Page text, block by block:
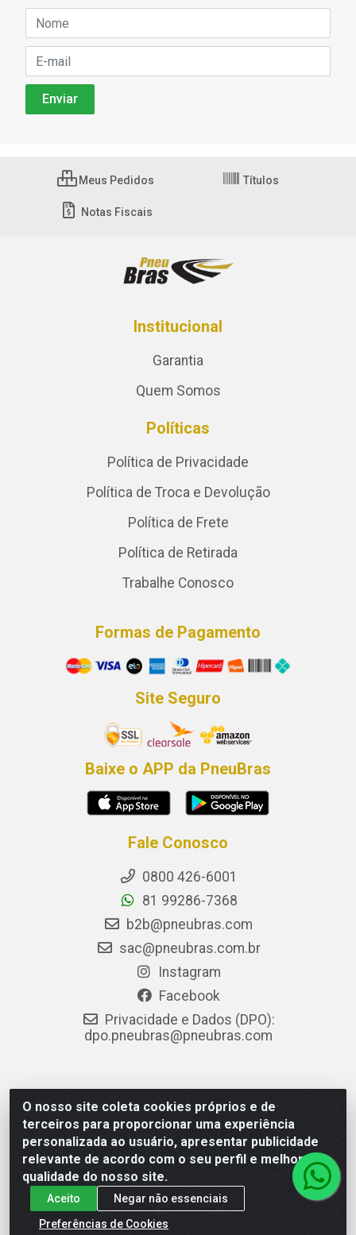
O nosso site coleta cookies próprios e de
terceiros para proporcionar uma experiência
personalizada ao usuário, apresentar publicidade
relevante de acordo com o seu perfil e melhorar a
qualidade do nosso site.
Aceito
Negar não essenciais
Preferências de Cookies
Meus Pedidos Títulos
Notas Fiscais
Institucional
Garantia
Quem Somos
Políticas
Política de Privacidade
Política de Troca e Devolução
Política de Frete
Política de Retirada
Trabalhe Conosco
Formas de Pagamento
Site Seguro
Baixe o APP da PneuBras
Fale Conosco
0800 426-6001
81 99286-7368
b2b@pneubras.com
sac@pneubras.com.br
Instagram
Facebook
Privacidade e Dados (DPO):
dpo.pneubras@pneubras.com
PneuBras - Rodovia BR-101, KM 82 - Prazeres,
Jaboatão dos Guararapes/PE - CEP 54.335-000 - CNPJ
08.678.386/0001-05 - Pneubras Comércio de Pneus
Ltda